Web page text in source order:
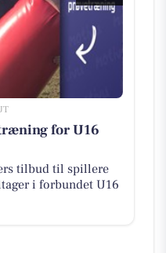
for U16
tilbud til spillere
i forbundet U16